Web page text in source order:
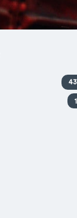
43
1